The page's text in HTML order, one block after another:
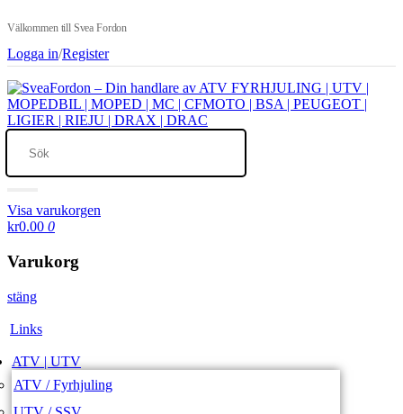
Välkommen till Svea Fordon
Logga in/Register
Visa varukorgen
kr0.00 0
Varukorg
stäng
Links
ATV | UTV
ATV / Fyrhjuling